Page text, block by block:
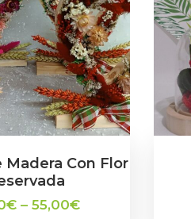
Madera Con Flor
€ –55,00€